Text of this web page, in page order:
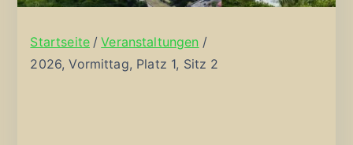
Startseite
Veranstaltungen
2026, Vormittag, Platz 1, Sitz 2